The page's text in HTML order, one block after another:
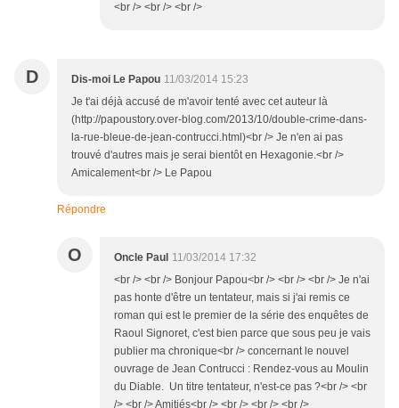
<br /> <br /> <br />
D Dis-moi Le Papou 11/03/2014 15:23
Je t'ai déjà accusé de m'avoir tenté avec cet auteur là
(http://papoustory.over-blog.com/2013/10/double-crime-dans-
la-rue-bleue-de-jean-contrucci.html)<br /> Je n'en ai pas
trouvé d'autres mais je serai bientôt en Hexagonie.<br />
Amicalement<br /> Le Papou
Répondre
O Oncle Paul 11/03/2014 17:32
<br /> <br /> Bonjour Papou<br /> <br /> <br /> Je n'ai
pas honte d'être un tentateur, mais si j'ai remis ce
roman qui est le premier de la série des enquêtes de
Raoul Signoret, c'est bien parce que sous peu je vais
publier ma chronique<br /> concernant le nouvel
ouvrage de Jean Contrucci : Rendez-vous au Moulin
du Diable. Un titre tentateur, n'est-ce pas ?<br /> <br
/> <br /> Amitiés<br /> <br /> <br /> <br />